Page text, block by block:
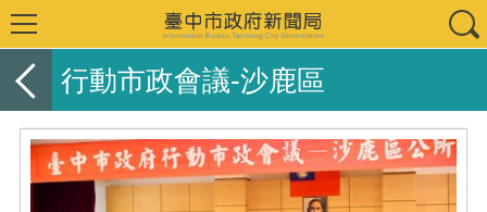
行動市政會議-沙鹿區